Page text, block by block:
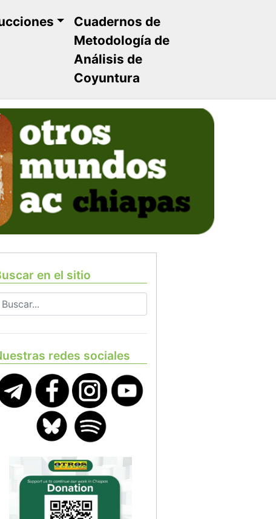
Cuadernos de
Metodología de
Análisis de
Coyuntura
en el sitio
redes sociales